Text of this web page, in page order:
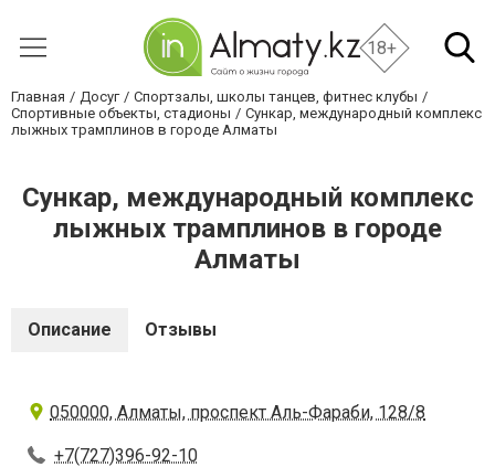
18+
Главная Досуг
Спортзалы, школы танцев, фитнес клубы
Спортивные объекты, стадионы
Сункар, международный комплекс
лыжных трамплинов в городе Алматы
Сункар, международный комплекс
лыжных трамплинов в городе
Алматы
Описание Отзывы
050000, Алматы, проспект Аль-Фараби, 128/8
+7(727)396-92-10